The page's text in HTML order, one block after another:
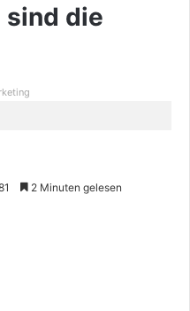
sind die
2 Minuten gelesen